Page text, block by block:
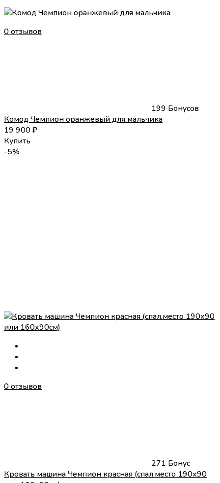
0 отзывов
199 Бонусов
Комод Чемпион оранжевый для мальчика
19 900₽
Купить
-5%
0 отзывов
271 Бонус
Кровать машина Чемпион красная (спал.место 190х90